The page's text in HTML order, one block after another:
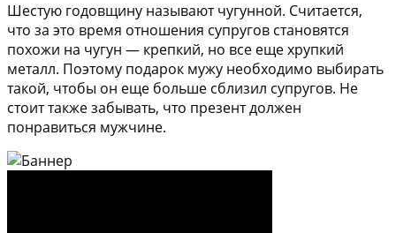
Шестую годовщину называют чугунной. Считается,
что за это время отношения супругов становятся
похожи на чугун — крепкий, но все еще хрупкий
металл. Поэтому подарок мужу необходимо выбирать
такой, чтобы он еще больше сблизил супругов. Не
стоит также забывать, что презент должен
понравиться мужчине.